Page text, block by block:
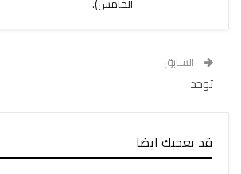
السابق
توحد
قد يعجبك ايضا